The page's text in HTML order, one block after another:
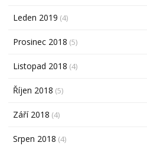
Leden 2019 (4)
Prosinec 2018 (5)
Listopad 2018 (4)
Říjen 2018 (5)
Září 2018 (4)
Srpen 2018 (4)